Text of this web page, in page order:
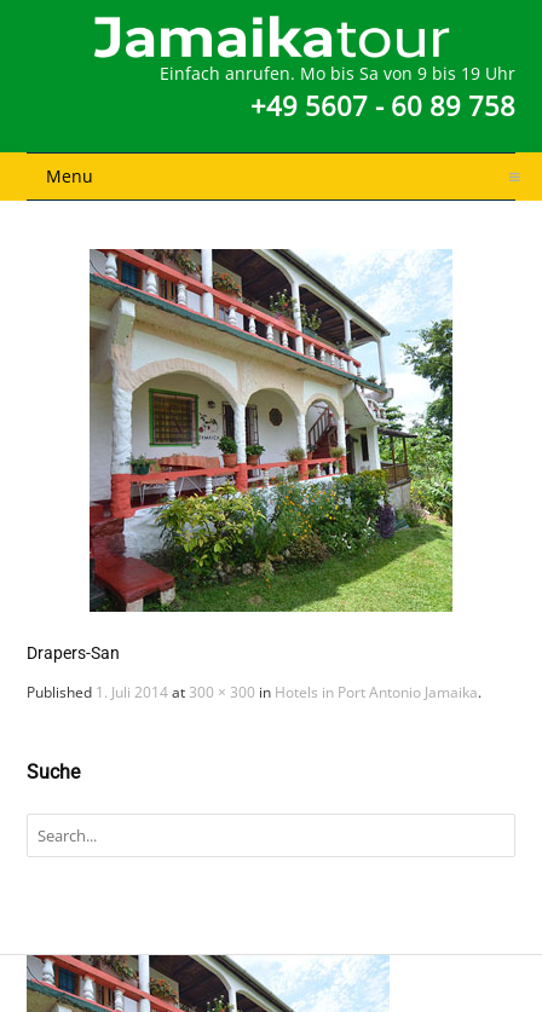
Einfach anrufen. Mo bis Sa von 9 bis 19 Uhr
+49 5607 - 60 89 758
Menu
Drapers-San
Published 1. Juli 2014at 300 × 300 in Hotels in Port Antonio Jamaika.
Suche